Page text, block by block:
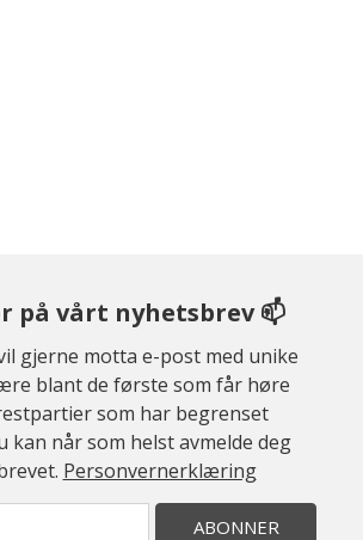
på vårt nyhetsbrev 📫
gjerne motta e-post med unike
blant de første som får høre
som har begrenset
kan når som helst avmelde deg
Personvernerklæring
ABONNER